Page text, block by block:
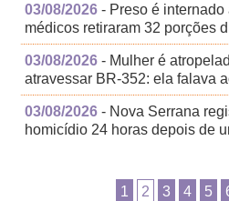
03/08/2026 - Preso é
médicos retiraram 32 porções
03/08/2026 - Mulher é
atravessar BR-352: ela falava
03/08/2026 - Nova Serrana
homicídio 24 horas depois de
1 2 3 4 5